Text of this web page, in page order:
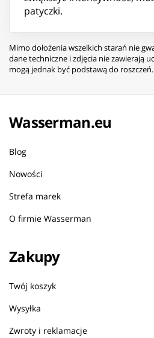
patyczki.
Mimo dołożenia wszelkich starań nie
dane techniczne i zdjęcia nie zawierają
mogą jednak być podstawą do roszczeń.
Wasserman.eu
Blog
Nowości
Strefa marek
O firmie Wasserman
Zakupy
Twój koszyk
Wysyłka
Zwroty i reklamacje